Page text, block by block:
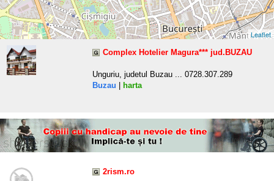
Leaflet
Complex Hotelier Magura*** jud.BUZAU
Unguriu, judetul Buzau ... 0728.307.289
Buzau | harta
2rism.ro